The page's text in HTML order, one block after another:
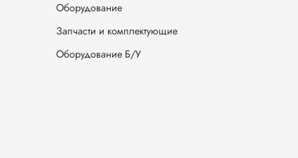
Оборудование
Запчасти и комплектующие
Оборудование Б/У